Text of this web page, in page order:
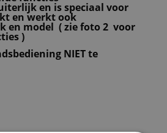
en is speciaal voor
en werkt ook
en model ( zie foto 2 voor
)
NIET te